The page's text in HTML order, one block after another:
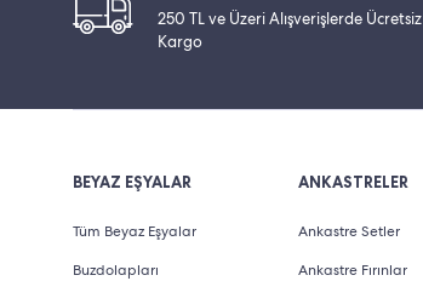
250 TL ve Üzeri Alışverişlerde Ücretsiz
Kargo
BEYAZ EŞYALAR
Tüm Beyaz Eşyalar
Buzdolapları
ANKASTRELER
Ankastre Setler
Ankastre Fırınlar